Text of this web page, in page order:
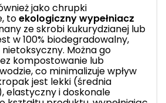
jako chrupki
toekologiczny wypełniacz
ze skrobi kukurydzianej lub
w 100% biodegradowalny,
Można go
kompostowanie lub
co minimalizuje wpływ
jest lekki (średnia
elastyczny i doskonale